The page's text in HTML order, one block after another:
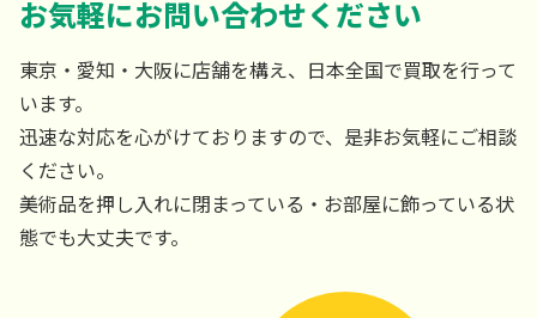
お気軽にお問い合わせください
東京・愛知・大阪に店舗を構え、日本全国で買取を行って
います。
迅速な対応を心がけておりますので、是非お気軽にご相談
ください。
美術品を押し入れに閉まっている・お部屋に飾っている状
態でも大丈夫です。